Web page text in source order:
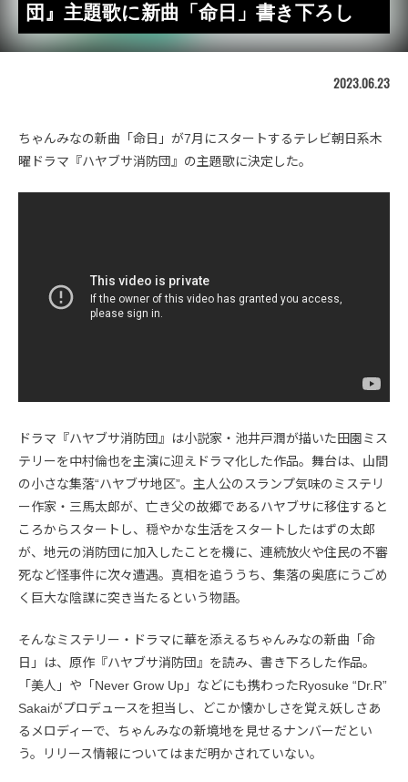
団』主題歌に新曲「命日」書き下ろし
2023.06.23
ちゃんみなの新曲「命日」が7月にスタートするテレビ朝日系木
曜ドラマ『ハヤブサ消防団』の主題歌に決定した。
ドラマ『ハヤブサ消防団』は小説家・池井戸潤が描いた田園ミス
テリーを中村倫也を主演に迎えドラマ化した作品。舞台は、山間
の小さな集落“ハヤブサ地区”。主人公のスランプ気味のミステリ
ー作家・三馬太郎が、亡き父の故郷であるハヤブサに移住すると
ころからスタートし、穏やかな生活をスタートしたはずの太郎
が、地元の消防団に加入したことを機に、連続放火や住民の不審
死など怪事件に次々遭遇。真相を追ううち、集落の奥底にうごめ
く巨大な陰謀に突き当たるという物語。
そんなミステリー・ドラマに華を添えるちゃんみなの新曲「命
日」は、原作『ハヤブサ消防団』を読み、書き下ろした作品。
「美人」や「Never Grow Up」などにも携わったRyosuke “Dr.R”
Sakaiがプロデュースを担当し、どこか懐かしさを覚え妖しさあ
るメロディーで、ちゃんみなの新境地を見せるナンバーだとい
う。リリース情報についてはまだ明かされていない。